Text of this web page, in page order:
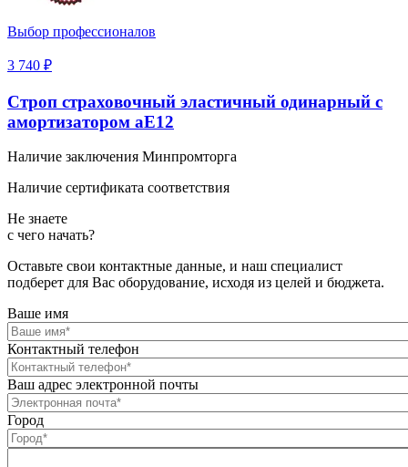
Выбор профессионалов
3 740 ₽
Строп страховочный эластичный одинарный с
амортизатором аЕ12
Наличие заключения Минпромторга
Наличие сертификата соответствия
Не знаете
с чего начать?
Оставьте свои контактные данные, и наш специалист
подберет для Вас оборудование, исходя из целей и бюджета.
Ваше имя
Контактный телефон
Ваш адрес электронной почты
Город